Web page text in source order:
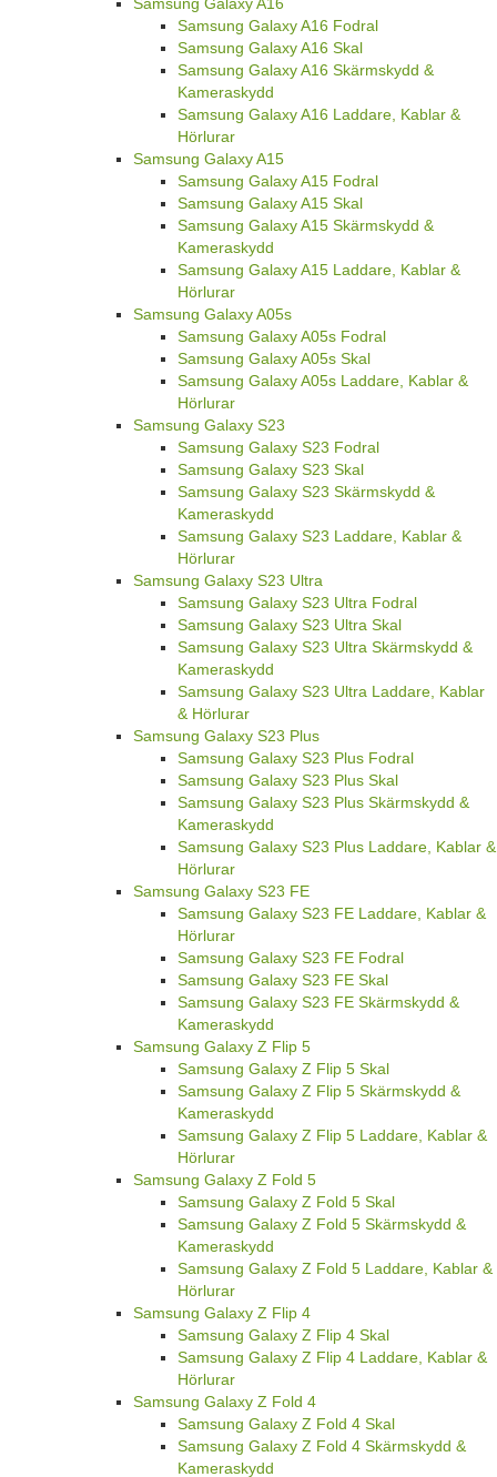
Samsung Galaxy A16
Samsung Galaxy A16 Fodral
Samsung Galaxy A16 Skal
Samsung Galaxy A16 Skärmskydd &
Kameraskydd
Samsung Galaxy A16 Laddare, Kablar &
Hörlurar
Samsung Galaxy A15
Samsung Galaxy A15 Fodral
Samsung Galaxy A15 Skal
Samsung Galaxy A15 Skärmskydd &
Kameraskydd
Samsung Galaxy A15 Laddare, Kablar &
Hörlurar
Samsung Galaxy A05s
Samsung Galaxy A05s Fodral
Samsung Galaxy A05s Skal
Samsung Galaxy A05s Laddare, Kablar &
Hörlurar
Samsung Galaxy S23
Samsung Galaxy S23 Fodral
Samsung Galaxy S23 Skal
Samsung Galaxy S23 Skärmskydd &
Kameraskydd
Samsung Galaxy S23 Laddare, Kablar &
Hörlurar
Samsung Galaxy S23 Ultra
Samsung Galaxy S23 Ultra Fodral
Samsung Galaxy S23 Ultra Skal
Samsung Galaxy S23 Ultra Skärmskydd &
Kameraskydd
Samsung Galaxy S23 Ultra Laddare, Kablar
& Hörlurar
Samsung Galaxy S23 Plus
Samsung Galaxy S23 Plus Fodral
Samsung Galaxy S23 Plus Skal
Samsung Galaxy S23 Plus Skärmskydd &
Kameraskydd
Samsung Galaxy S23 Plus Laddare, Kablar &
Hörlurar
Samsung Galaxy S23 FE
Samsung Galaxy S23 FE Laddare, Kablar &
Hörlurar
Samsung Galaxy S23 FE Fodral
Samsung Galaxy S23 FE Skal
Samsung Galaxy S23 FE Skärmskydd &
Kameraskydd
Samsung Galaxy Z Flip 5
Samsung Galaxy Z Flip 5 Skal
Samsung Galaxy Z Flip 5 Skärmskydd &
Kameraskydd
Samsung Galaxy Z Flip 5 Laddare, Kablar &
Hörlurar
Samsung Galaxy Z Fold 5
Samsung Galaxy Z Fold 5 Skal
Samsung Galaxy Z Fold 5 Skärmskydd &
Kameraskydd
Samsung Galaxy Z Fold 5 Laddare, Kablar &
Hörlurar
Samsung Galaxy Z Flip 4
Samsung Galaxy Z Flip 4 Skal
Samsung Galaxy Z Flip 4 Laddare, Kablar &
Hörlurar
Samsung Galaxy Z Fold 4
Samsung Galaxy Z Fold 4 Skal
Samsung Galaxy Z Fold 4 Skärmskydd &
Kameraskydd